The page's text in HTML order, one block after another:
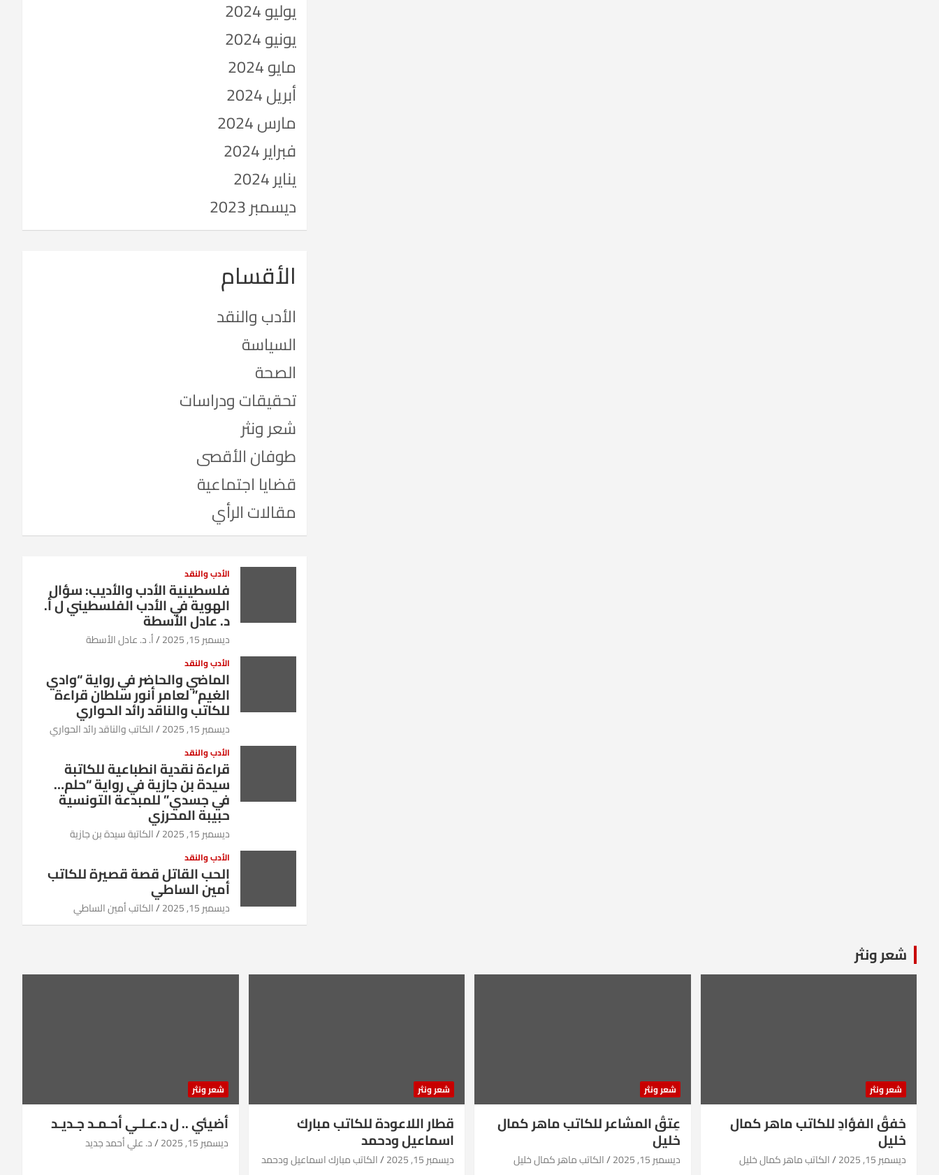
يوليو 2024
يونيو 2024
مايو 2024
أبريل 2024
مارس 2024
فبراير 2024
يناير 2024
ديسمبر 2023
الأقسام
الأدب والنقد
السياسة
الصحة
تحقيقات ودراسات
شعر ونثر
طوفان الأقصى
قضايا اجتماعية
مقالات الرأي
الأدب والنقد
فلسطينية الأدب والأديب: سؤال
الهوية في الأدب الفلسطيني ل أ.
د. عادل الأسطة
ديسمبر 15, 2025 أ. د. عادل الأسطة
الأدب والنقد
الماضي والحاضر في رواية “وادي
الغيم” لعامر أنور سلطان قراءة
للكاتب والناقد رائد الحواري
ديسمبر 15, 2025 الكاتب والناقد رائد الحواري
الأدب والنقد
قراءة نقدية انطباعية للكاتبة
سيدة بن جازية في رواية “حلم…
في جسدي” للمبدعة التونسية
حبيبة المحرزي
ديسمبر 15, 2025 الكاتبة سيدة بن جازية
الأدب والنقد
الحب القاتل قصة قصيرة للكاتب
أمين الساطي
ديسمبر 15, 2025 الكاتب أمين الساطي
شعر ونثر
شعر ونثر
خفقُ الفؤادِ للكاتب ماهر كمال
خليل
ديسمبر 15, 2025 الكاتب ماهر كمال خليل
شعر ونثر
عِتقُ المشاعر للكاتب ماهر كمال
خليل
ديسمبر 15, 2025 الكاتب ماهر كمال خليل
شعر ونثر
قطار اللاعودة للكاتب مبارك
اسماعيل ودحمد
ديسمبر 15, 2025 الكاتب مبارك اسماعيل ودحمد
شعر ونثر
أضيئي .. ل د.عـلـي أحـمـد جـديـد
ديسمبر 15, 2025 د. علي أحمد جديد